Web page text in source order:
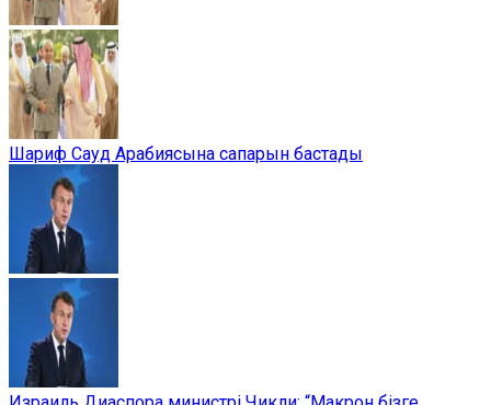
Шариф Сауд Арабиясына сапарын бастады